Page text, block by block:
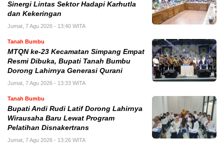
Sinergi Lintas Sektor Hadapi Karhutla
dan Kekeringan
Jumat, 7 Agu 2026 - 13:40 WITA
Tanah Bumbu
MTQN ke-23 Kecamatan Simpang Empat
Resmi Dibuka, Bupati Tanah Bumbu
Dorong Lahirnya Generasi Qurani
Jumat, 7 Agu 2026 - 13:33 WITA
Tanah Bumbu
Bupati Andi Rudi Latif Dorong Lahirnya
Wirausaha Baru Lewat Program
Pelatihan Disnakertrans
Jumat, 7 Agu 2026 - 13:26 WITA